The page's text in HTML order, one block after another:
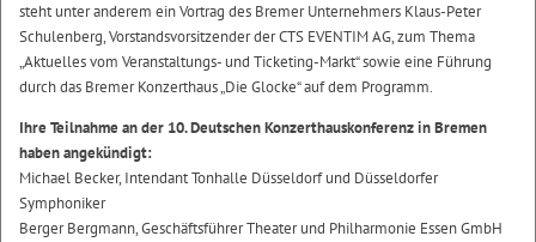
steht unter anderem ein Vortrag des Bremer Unternehmers Klaus-Peter
Schulenberg, Vorstandsvorsitzender der CTS EVENTIM AG, zum Thema
„Aktuelles vom Veranstaltungs- und Ticketing-Markt“ sowie eine Führung
durch das Bremer Konzerthaus „Die Glocke“ auf dem Programm.
Ihre Teilnahme an der 10. Deutschen Konzerthauskonferenz in Bremen
haben angekündigt:
Michael Becker, Intendant Tonhalle Düsseldorf und Düsseldorfer
Symphoniker
Berger Bergmann, Geschäftsführer Theater und Philharmonie Essen GmbH